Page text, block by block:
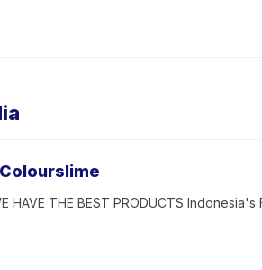
HAVE THE BEST PRODUCTS